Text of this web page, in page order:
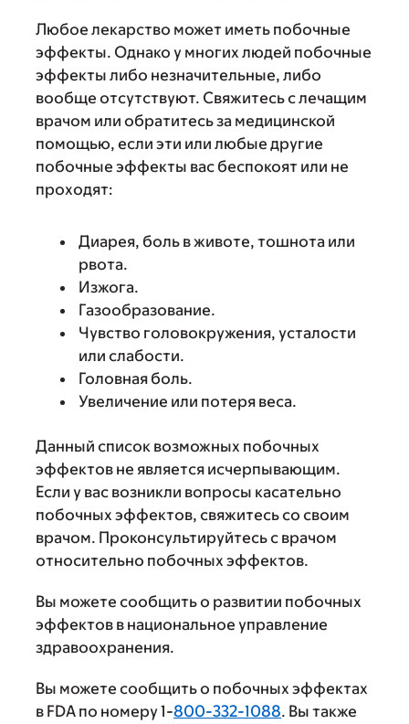
Любое лекарство может иметь побочные
эффекты. Однако у многих людей побочные
эффекты либо незначительные, либо
вообще отсутствуют. Свяжитесь с лечащим
врачом или обратитесь за медицинской
помощью, если эти или любые другие
побочные эффекты вас беспокоят или не
проходят:
Диарея, боль в животе, тошнота или
рвота.
Изжога.
Газообразование.
Чувство головокружения, усталости
или слабости.
Головная боль.
Увеличение или потеря веса.
Данный список возможных побочных
эффектов не является исчерпывающим.
Если у вас возникли вопросы касательно
побочных эффектов, свяжитесь со своим
врачом. Проконсультируйтесь с врачом
относительно побочных эффектов.
Вы можете сообщить о развитии побочных
эффектов в национальное управление
здравоохранения.
Вы можете сообщить о побочных эффектах
в FDA по номеру 1-800-332-1088. Вы также